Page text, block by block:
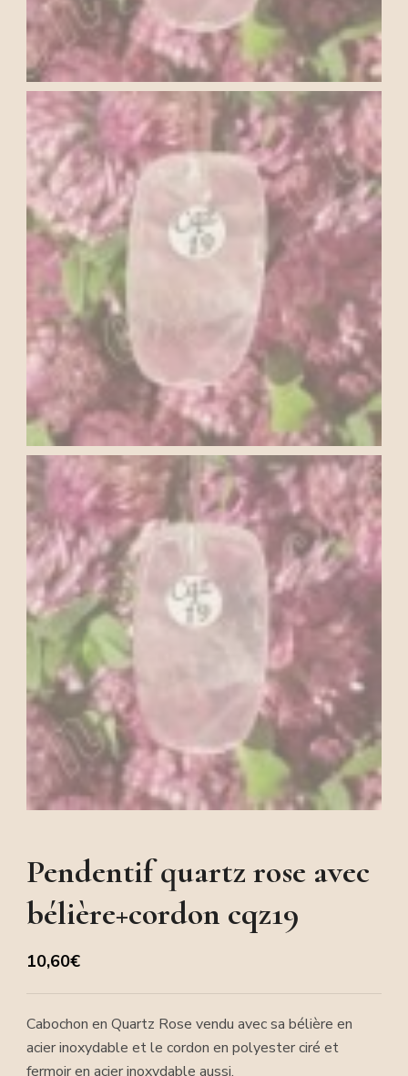
Pendentif quartz rose avec
bélière+cordon cqz19
10,60€
Cabochon en Quartz Rose vendu avec sa bélière en
acier inoxydable et le cordon en polyester ciré et
fermoir en acier inoxydable aussi.